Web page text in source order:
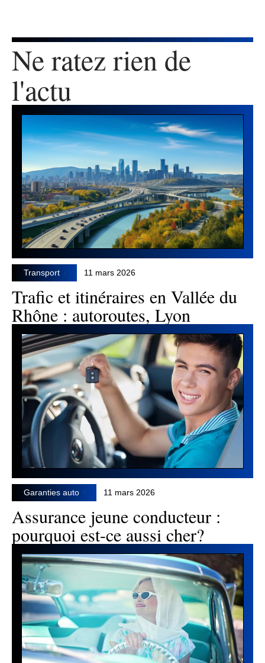
Ne ratez rien de
l'actu
Transport 11 mars 2026
Trafic et itinéraires en Vallée du
Rhône : autoroutes, Lyon
Garanties auto 11 mars 2026
Assurance jeune conducteur :
pourquoi est-ce aussi cher?